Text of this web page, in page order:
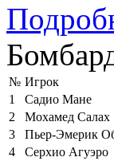
№ Игрок
1
Садио Мане
2
Мохамед Салах
3
Пьер-Эмерик
4
Серхио Агуэро